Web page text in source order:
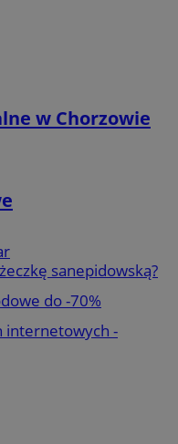
w Chorzowie
sanepidowską?
do -70%
internetowych -